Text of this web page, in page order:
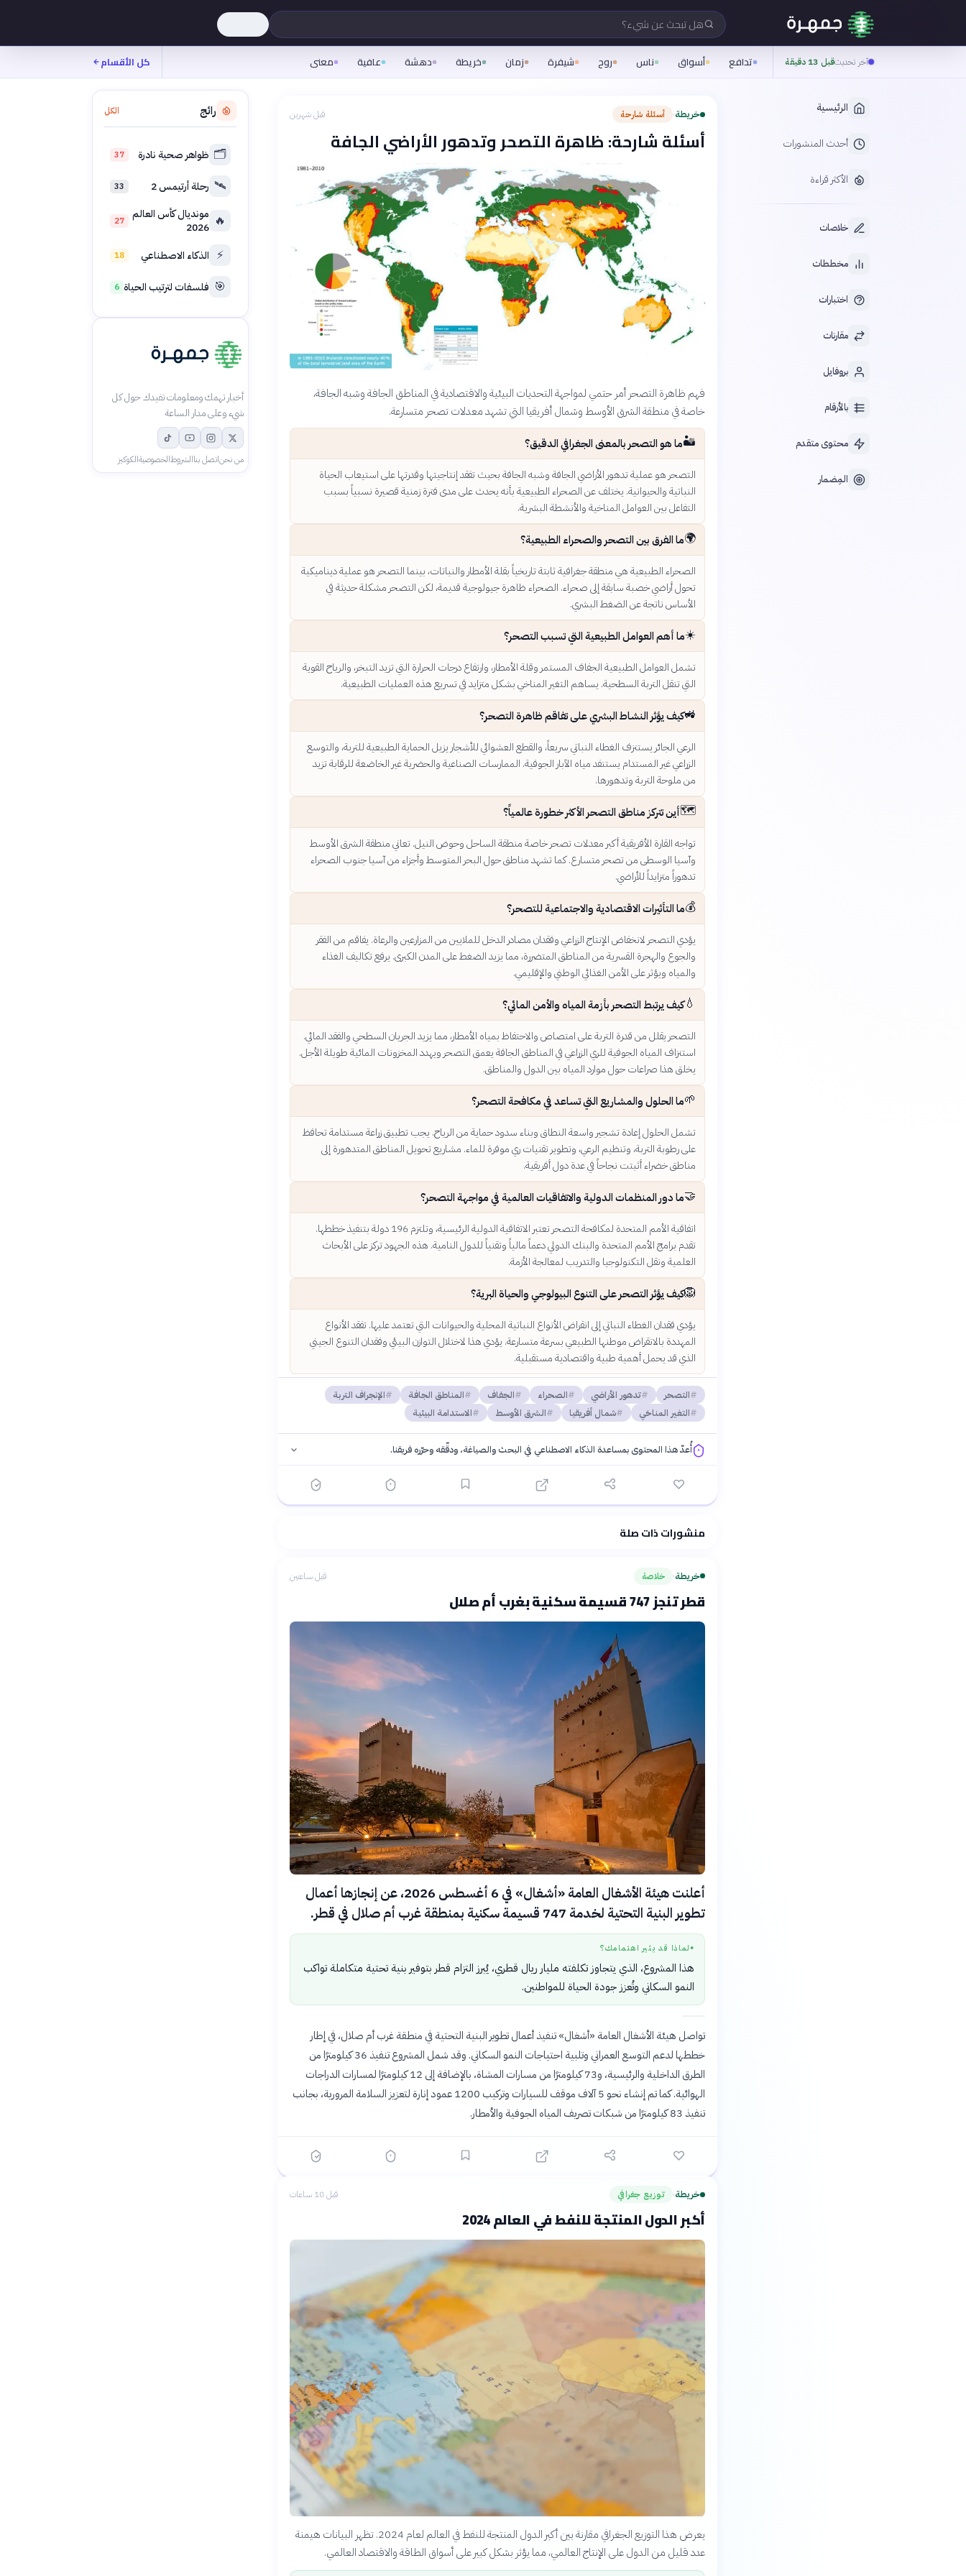
هل تبحث عن شيء؟
آخر تحديثقبل 13 دقيقة تدافع أسواق ناس روح شيفرة زمان خريطة دهشة عافية معنى كل الأقسام
الرئيسية
أحدث المنشورات
الأكثر قراءة
خلاصات
مخططات
اختبارات
مقارنات
بروفايل
بالأرقام
محتوى متقدم
المِضمار
خريطة› أسئلة شارحة قبل شهرين
أسئلة شارحة: ظاهرة التصحر وتدهور الأراضي الجافة
فهم ظاهرة التصحر أمر حتمي لمواجهة التحديات البيئية والاقتصادية في المناطق الجافة وشبه الجافة،
خاصة في منطقة الشرق الأوسط وشمال أفريقيا التي تشهد معدلات تصحر متسارعة.
🏜️ما هو التصحر بالمعنى الجغرافي الدقيق؟
التصحر هو عملية تدهور الأراضي الجافة وشبه الجافة بحيث تفقد إنتاجيتها وقدرتها على استيعاب الحياة
النباتية والحيوانية. يختلف عن الصحراء الطبيعية بأنه يحدث على مدى فترة زمنية قصيرة نسبياً بسبب
التفاعل بين العوامل المناخية والأنشطة البشرية.
🌍ما الفرق بين التصحر والصحراء الطبيعية؟
الصحراء الطبيعية هي منطقة جغرافية ثابتة تاريخياً بقلة الأمطار والنباتات، بينما التصحر هو عملية ديناميكية
تحول أراضي خصبة سابقة إلى صحراء. الصحراء ظاهرة جيولوجية قديمة، لكن التصحر مشكلة حديثة في
الأساس ناتجة عن الضغط البشري.
☀️ما أهم العوامل الطبيعية التي تسبب التصحر؟
تشمل العوامل الطبيعية الجفاف المستمر وقلة الأمطار، وارتفاع درجات الحرارة التي تزيد التبخر، والرياح القوية
التي تنقل التربة السطحية. يساهم التغير المناخي بشكل متزايد في تسريع هذه العمليات الطبيعية.
🚜كيف يؤثر النشاط البشري على تفاقم ظاهرة التصحر؟
الرعي الجائر يستنزف الغطاء النباتي سريعاً، والقطع العشوائي للأشجار يزيل الحماية الطبيعية للتربة، والتوسع
الزراعي غير المستدام يستنفد مياه الآبار الجوفية. الممارسات الصناعية والحضرية غير الخاضعة للرقابة تزيد
من ملوحة التربة وتدهورها.
🗺️أين تتركز مناطق التصحر الأكثر خطورة عالمياً؟
تواجه القارة الأفريقية أكبر معدلات تصحر خاصة منطقة الساحل وحوض النيل. تعاني منطقة الشرق الأوسط
وآسيا الوسطى من تصحر متسارع. كما تشهد مناطق حول البحر المتوسط وأجزاء من آسيا جنوب الصحراء
تدهوراً متزايداً للأراضي.
💰ما التأثيرات الاقتصادية والاجتماعية للتصحر؟
يؤدي التصحر لانخفاض الإنتاج الزراعي وفقدان مصادر الدخل للملايين من المزارعين والرعاة. يفاقم من الفقر
والجوع والهجرة القسرية من المناطق المتضررة، مما يزيد الضغط على المدن الكبرى. يرفع تكاليف الغذاء
والمياه ويؤثر على الأمن الغذائي الوطني والإقليمي.
💧كيف يرتبط التصحر بأزمة المياه والأمن المائي؟
التصحر يقلل من قدرة التربة على امتصاص والاحتفاظ بمياه الأمطار، مما يزيد الجريان السطحي والفقد المائي.
استنزاف المياه الجوفية للري الزراعي في المناطق الجافة يعمق التصحر ويهدد المخزونات المائية طويلة الأجل.
يخلق هذا صراعات حول موارد المياه بين الدول والمناطق.
🌱ما الحلول والمشاريع التي تساعد في مكافحة التصحر؟
تشمل الحلول إعادة تشجير واسعة النطاق وبناء سدود حماية من الرياح. يجب تطبيق زراعة مستدامة تحافظ
على رطوبة التربة، وتنظيم الرعي، وتطوير تقنيات ري موفرة للماء. مشاريع تحويل المناطق المتدهورة إلى
مناطق خضراء أثبتت نجاحاً في عدة دول أفريقية.
🤝ما دور المنظمات الدولية والاتفاقيات العالمية في مواجهة التصحر؟
اتفاقية الأمم المتحدة لمكافحة التصحر تعتبر الاتفاقية الدولية الرئيسية، وتلتزم 196 دولة بتنفيذ خططها.
تقدم برامج الأمم المتحدة والبنك الدولي دعماً مالياً وتقنياً للدول النامية. هذه الجهود تركز على الأبحاث
العلمية ونقل التكنولوجيا والتدريب لمعالجة الأزمة.
🦁كيف يؤثر التصحر على التنوع البيولوجي والحياة البرية؟
يؤدي فقدان الغطاء النباتي إلى انقراض الأنواع النباتية المحلية والحيوانات التي تعتمد عليها. تفقد الأنواع
المهددة بالانقراض موطنها الطبيعي بسرعة متسارعة. يؤدي هذا لاختلال التوازن البيئي وفقدان التنوع الجيني
الذي قد يحمل أهمية طبية واقتصادية مستقبلية.
التصحر تدهور الأراضي الصحراء الجفاف المناطق الجافة
الإنجراف التربة
التغير المناخي
شمال أفريقيا الشرق الأوسط الاستدامة البيئية
أُعدّ هذا المحتوى بمساعدة الذكاء الاصطناعي في البحث والصياغة، ودقّقه وحرّره فريقنا.
منشورات ذات صلة
خريطة› خلاصة قبل ساعتين
قطر تنجز 747 قسيمة سكنية بغرب أم صلال
أعلنت هيئة الأشغال العامة «أشغال» في 6 أغسطس 2026، عن إنجازها أعمال
تطوير البنية التحتية لخدمة 747 قسيمة سكنية بمنطقة غرب أم صلال في قطر.
● لماذا قد يثير اهتمامك؟
هذا المشروع، الذي يتجاوز تكلفته مليار ريال قطري، يُبرز التزام قطر بتوفير بنية تحتية متكاملة تواكب
النمو السكاني وتُعزز جودة الحياة للمواطنين.
تواصل هيئة الأشغال العامة «أشغال» تنفيذ أعمال تطوير البنية التحتية في منطقة غرب أم صلال، في إطار
خططها لدعم التوسع العمراني وتلبية احتياجات النمو السكاني. وقد شمل المشروع تنفيذ 36 كيلومترًا من
الطرق الداخلية والرئيسية، و73 كيلومترًا من مسارات المشاة، بالإضافة إلى 12 كيلومترًا لمسارات الدراجات
الهوائية. كما تم إنشاء نحو 5 آلاف موقف للسيارات وتركيب 1200 عمود إنارة لتعزيز السلامة المرورية، بجانب
تنفيذ 83 كيلومترًا من شبكات تصريف المياه الجوفية والأمطار.
خريطة› توزيع جغرافي قبل 10 ساعات
أكبر الدول المنتجة للنفط في العالم 2024
يعرض هذا التوزيع الجغرافي مقارنة بين أكبر الدول المنتجة للنفط في العالم لعام 2024. تظهر البيانات هيمنة
عدد قليل من الدول على الإنتاج العالمي، مما يؤثر بشكل كبير على أسواق الطاقة والاقتصاد العالمي.
رائج الكل
🗂️ ظواهر صحية نادرة 37
🛰️ رحلة أرتيمس 2 33
🔥 مونديال كأس العالم
2026
27
⚡ الذكاء الاصطناعي 18
🎯 فلسفات لترتيب الحياة 6
أخبار تهمك ومعلومات تفيدك حول كل
شيء وعلى مدار الساعة
من نحناتصل بناالشروطالخصوصيةالكوكيز